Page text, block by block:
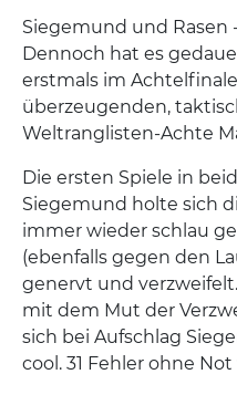
Siegemund und Rasen
Dennoch hat es
erstmals im
überzeugenden,
Weltranglisten-Achte
Die ersten Spiele in
Siegemund holte sich
immer wieder schlau
(ebenfalls gegen den
genervt und
mit dem Mut der
sich bei Aufschlag
cool. 31 Fehler ohne